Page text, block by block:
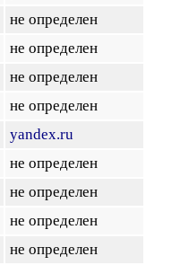
не определен
не определен
не определен
не определен
yandex.ru
не определен
не определен
не определен
не определен